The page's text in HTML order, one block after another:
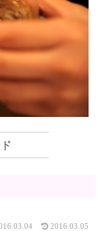
2016.03.05